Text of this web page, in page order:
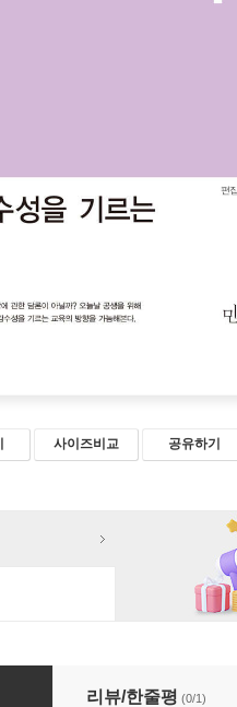
사이즈비교 공유하기
는 교육
리뷰/한줄평 (0/1)